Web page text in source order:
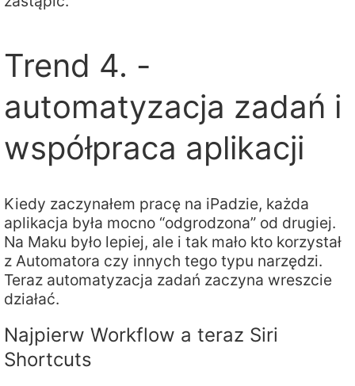
Trend 4. -
automatyzacja zadań i
współpraca aplikacji
Kiedy zaczynałem pracę na iPadzie, każda
aplikacja była mocno “odgrodzona” od drugiej.
Na Maku było lepiej, ale i tak mało kto korzystał
z Automatora czy innych tego typu narzędzi.
Teraz automatyzacja zadań zaczyna wreszcie
działać.
Najpierw Workflow a teraz Siri
Shortcuts